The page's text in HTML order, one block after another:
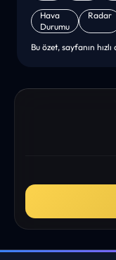
Hava
Durumu
Radar
Bu özet, sayfanın